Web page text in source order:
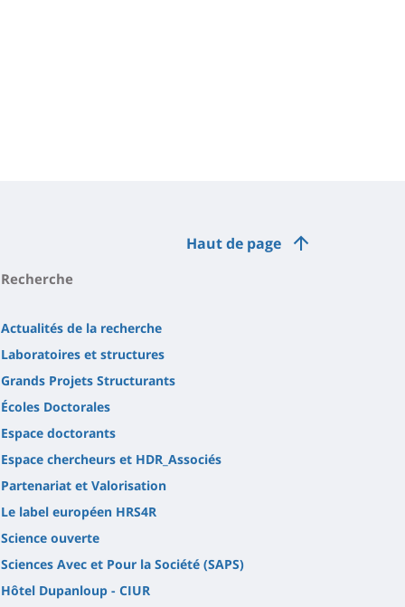
Haut de page
Recherche
Actualités de la recherche
Laboratoires et structures
Grands Projets Structurants
Écoles Doctorales
Espace doctorants
Espace chercheurs et HDR_Associés
Partenariat et Valorisation
Le label européen HRS4R
Science ouverte
Sciences Avec et Pour la Société (SAPS)
Hôtel Dupanloup - CIUR